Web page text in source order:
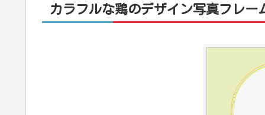
カラフルな鶏のデザイン写真フレー